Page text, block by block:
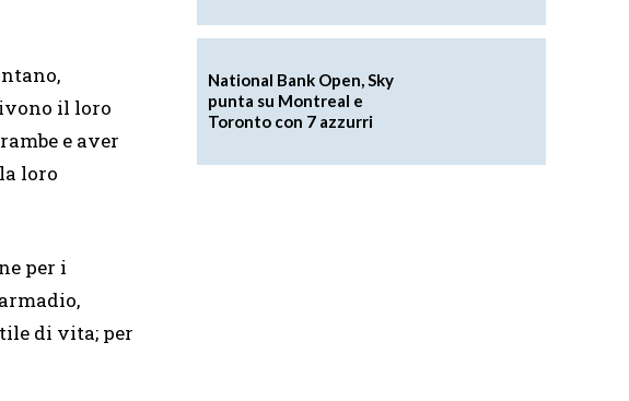
il loro
e aver
loro
per i
di vita; per
National Bank Open, Sky
punta su Montreal e
Toronto con 7 azzurri